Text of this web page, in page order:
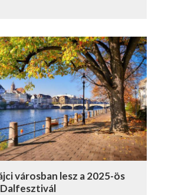
városban lesz a 2025-ös